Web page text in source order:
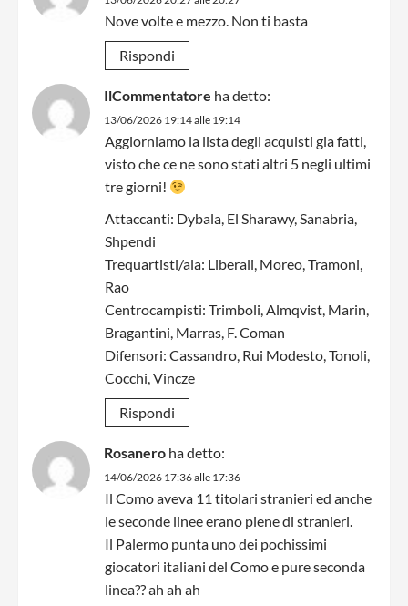
Nove volte e mezzo. Non ti basta
Rispondi
IlCommentatore ha detto:
13/06/2026 19:14 alle 19:14
Aggiorniamo la lista degli acquisti gia fatti,
visto che ce ne sono stati altri 5 negli ultimi
tre giorni!
Attaccanti: Dybala, El Sharawy, Sanabria,
Shpendi
Trequartisti/ala: Liberali, Moreo, Tramoni,
Rao
Centrocampisti: Trimboli, Almqvist, Marin,
Bragantini, Marras, F. Coman
Difensori: Cassandro, Rui Modesto, Tonoli,
Cocchi, Vincze
Rispondi
Rosanero ha detto:
14/06/2026 17:36 alle 17:36
Il Como aveva 11 titolari stranieri ed anche
le seconde linee erano piene di stranieri.
Il Palermo punta uno dei pochissimi
giocatori italiani del Como e pure seconda
linea?? ah ah ah